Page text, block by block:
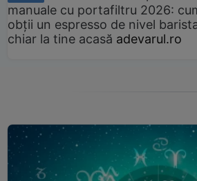
manuale cu portafiltru 2026:
obții un espresso de nivel
chiar la tine acasă adevarul.ro